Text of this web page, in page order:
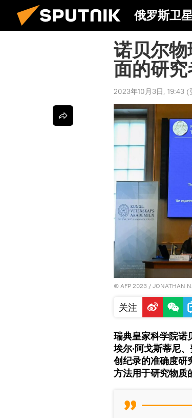
俄罗斯卫
诺贝尔
面的研
2023年10月3日, 19:43 (
© AFP 2023 / JONATHAN
关注
瑞典皇家科学院
埃尔·阿戈斯蒂尼
创纪录的准确度研
方法用于研究物质